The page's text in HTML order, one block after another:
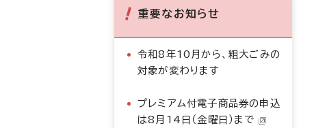
重要なお知らせ
令和8年10月から、粗大ごみの
対象が変わります
プレミアム付電子商品券の申込
は8月14日（金曜日）まで